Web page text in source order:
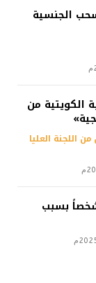
بسحب الجنسية
الكويتية من
اللجنة العليا
الجنسية من 13 شخصاً بسبب